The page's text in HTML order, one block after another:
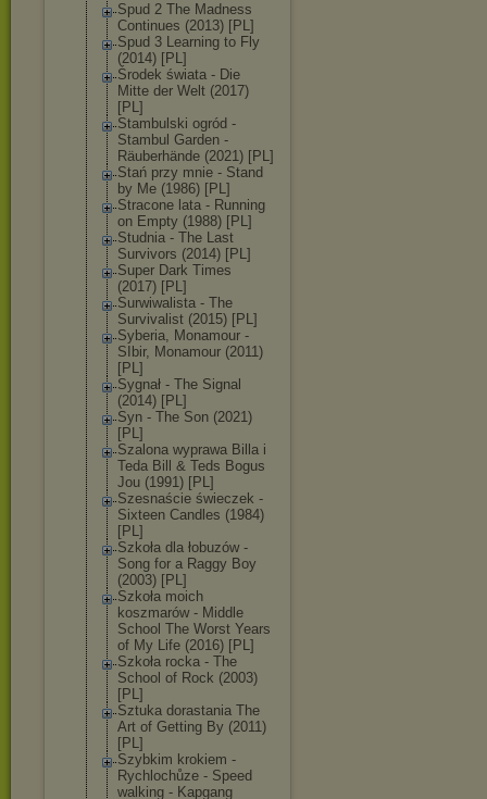
Spud 2 The Madness
Continues (2013) [PL]
Spud 3 Learning to Fly
(2014) [PL]
Środek świata - Die
Mitte der Welt (2017)
[PL]
Stambulski ogród -
Stambul Garden -
Räuberhände (2021) [PL]
Stań przy mnie - Stand
by Me (1986) [PL]
Stracone lata - Running
on Empty (1988) [PL]
Studnia - The Last
Survivors (2014) [PL]
Super Dark Times
(2017) [PL]
Surwiwalista - The
Survivalist (2015) [PL]
Syberia, Monamour -
SIbir, Monamour (2011)
[PL]
Sygnał - The Signal
(2014) [PL]
Syn - The Son (2021)
[PL]
Szalona wyprawa Billa i
Teda Bill & Teds Bogus
Jou (1991) [PL]
Szesnaście świeczek -
Sixteen Candles (1984)
[PL]
Szkoła dla łobuzów -
Song for a Raggy Boy
(2003) [PL]
Szkoła moich
koszmarów - Middle
School The Worst Years
of My Life (2016) [PL]
Szkoła rocka - The
School of Rock (2003)
[PL]
Sztuka dorastania The
Art of Getting By (2011)
[PL]
Szybkim krokiem -
Rychlochůze - Speed
walking - Kapgang